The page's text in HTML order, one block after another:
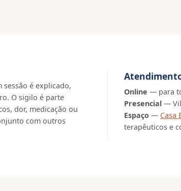
sessão é explicado,
O sigilo é parte
dor, medicação ou
com outros
Online — para
Presencial —
Espaço — Casa
terapêuticos e